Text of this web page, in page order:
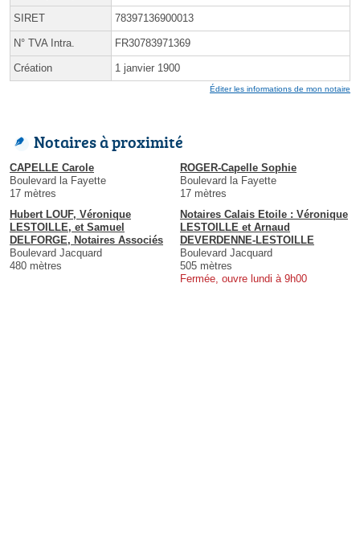
SIRET 78397136900013
N° TVA Intra. FR30783971369
Création 1 janvier 1900
Éditer les informations de mon notaire
Notaires à proximité
CAPELLE Carole
Boulevard la Fayette
17 mètres
ROGER-Capelle Sophie
Boulevard la Fayette
17 mètres
Hubert LOUF, Véronique
LESTOILLE, et Samuel
DELFORGE, Notaires Associés
Boulevard Jacquard
480 mètres
Notaires Calais Etoile : Véronique
LESTOILLE et Arnaud
DEVERDENNE-LESTOILLE
Boulevard Jacquard
505 mètres
Fermée, ouvre lundi à 9h00